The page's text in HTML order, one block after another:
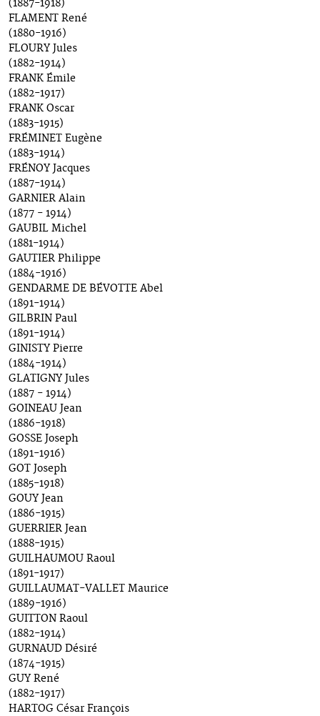
(1887-1918)
FLAMENT René
(1880-1916)
FLOURY Jules
(1882-1914)
FRANK Émile
(1882-1917)
FRANK Oscar
(1883-1915)
FRÉMINET Eugène
(1883-1914)
FRÉNOY Jacques
(1887-1914)
GARNIER Alain
(1877 - 1914)
GAUBIL Michel
(1881-1914)
GAUTIER Philippe
(1884-1916)
GENDARME DE BÉVOTTE Abel
(1891-1914)
GILBRIN Paul
(1891-1914)
GINISTY Pierre
(1884-1914)
GLATIGNY Jules
(1887 - 1914)
GOINEAU Jean
(1886-1918)
GOSSE Joseph
(1891-1916)
GOT Joseph
(1885-1918)
GOUY Jean
(1886-1915)
GUERRIER Jean
(1888-1915)
GUILHAUMOU Raoul
(1891-1917)
GUILLAUMAT-VALLET Maurice
(1889-1916)
GUITTON Raoul
(1882-1914)
GURNAUD Désiré
(1874-1915)
GUY René
(1882-1917)
HARTOG César François